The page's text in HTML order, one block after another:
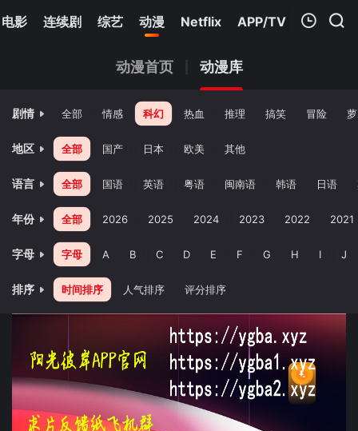
电影 连续剧 综艺 动漫 Netflix APP/TV
我的观影记录
暂无观看影片的记录
动漫首页 动漫库
剧情 全部 情感 科幻 热血 推理 搞笑 冒险
地区 全部 国产 日本 欧美 其他
语言 全部 国语 英语 粤语 闽南语 韩语 日语
年份 全部 2026 2025 2024 2023 2022 2021
字母 字母 A B C D E F G H I J
排序 时间排序 人气排序 评分排序